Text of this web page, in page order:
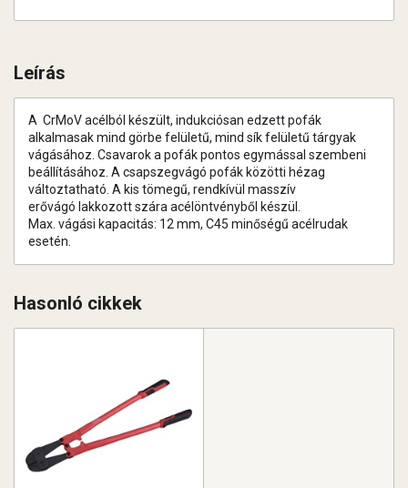
Leírás
A CrMoV acélból készült, indukciósan edzett pofák
alkalmasak mind görbe felületű, mind sík felületű tárgyak
vágásához. Csavarok a pofák pontos egymással szembeni
beállításához. A csapszegvágó pofák közötti hézag
változtatható. A kis tömegű, rendkívül masszív
erővágó lakkozott szára acélöntvényből készül.
Max. vágási kapacitás: 12 mm, C45 minőségű acélrudak
esetén.
Hasonló cikkek